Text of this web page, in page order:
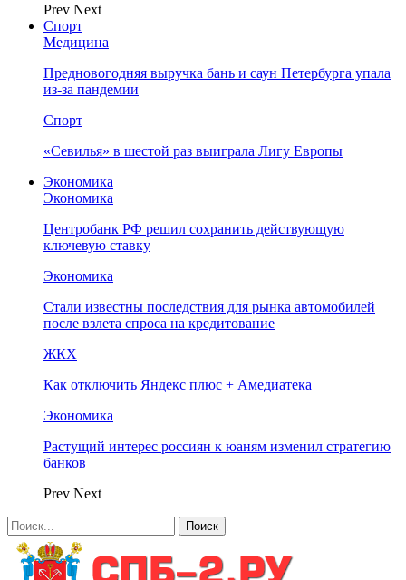
Prev Next
Спорт
Медицина
Предновогодняя выручка бань и саун Петербурга упала
из-за пандемии
Спорт
«Севилья» в шестой раз выиграла Лигу Европы
Экономика
Экономика
Центробанк РФ решил сохранить действующую
ключевую ставку
Экономика
Стали известны последствия для рынка автомобилей
после взлета спроса на кредитование
ЖКХ
Как отключить Яндекс плюс + Амедиатека
Экономика
Растущий интерес россиян к юаням изменил стратегию
банков
Prev Next